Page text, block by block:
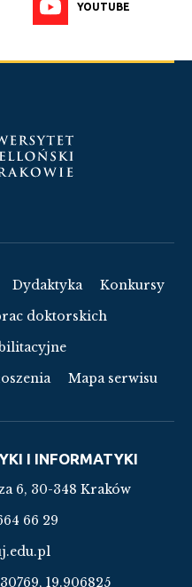
YOUTUBE
Dydaktyka
Konkursy
doktorskich
Mapa serwisu
I INFORMATYKI
6, 30-348 Kraków
66 29
19.906825